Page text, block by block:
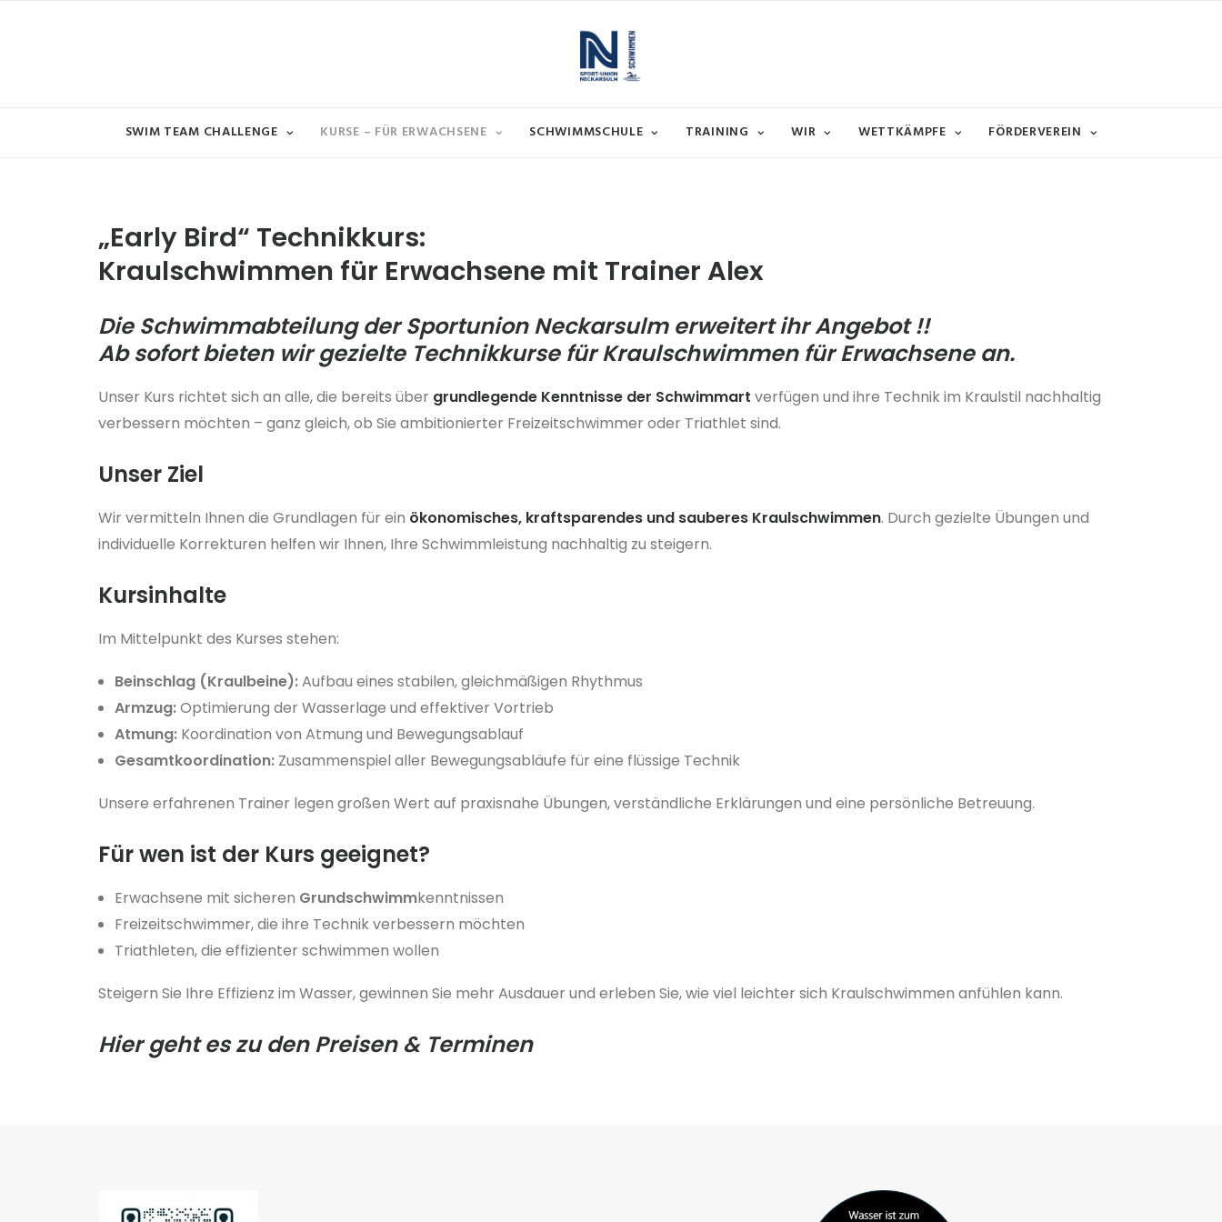
SWIM TEAM CHALLENGE KURSE – FÜR ERWACHSENE SCHWIMMSCHULE TRAINING WIR WETTKÄMPFE FÖRDERVEREIN
„Early Bird“ Technikkurs:
Kraulschwimmen für Erwachsene mit Trainer Alex
Die Schwimmabteilung der Sportunion Neckarsulm erweitert ihr Angebot !!
Ab sofort bieten wir gezielte Technikkurse für Kraulschwimmenfür Erwachsene an.
Unser Kurs richtet sich an alle, die bereits über grundlegende Kenntnisse der Schwimmart verfügen und ihre Technik im Kraulstil nachhaltig
verbessern möchten – ganz gleich, ob Sie ambitionierter Freizeitschwimmer oder Triathlet sind.
Unser Ziel
Wir vermitteln Ihnen die Grundlagen für ein ökonomisches, kraftsparendes und sauberes Kraulschwimmen. Durch gezielte Übungen und
individuelle Korrekturen helfen wir Ihnen, Ihre Schwimmleistung nachhaltig zu steigern.
Kursinhalte
Im Mittelpunkt des Kurses stehen:
Beinschlag (Kraulbeine):Aufbau eines stabilen, gleichmäßigen Rhythmus
Armzug:Optimierung der Wasserlage und effektiver Vortrieb
Atmung: Koordination von Atmung und Bewegungsablauf
Gesamtkoordination: Zusammenspiel aller Bewegungsabläufe für eine flüssige Technik
Unsere erfahrenen Trainer legen großen Wert auf praxisnahe Übungen, verständliche Erklärungen und eine persönliche Betreuung.
Für wen ist der Kurs geeignet?
Erwachsene mit sicheren Grundschwimmkenntnissen
Freizeitschwimmer, die ihre Technik verbessern möchten
Triathleten, die effizienter schwimmen wollen
Steigern Sie Ihre Effizienz im Wasser, gewinnen Sie mehr Ausdauer und erleben Sie, wie viel leichter sich Kraulschwimmen anfühlen kann.
Hier geht es zu den Preisen & Terminen